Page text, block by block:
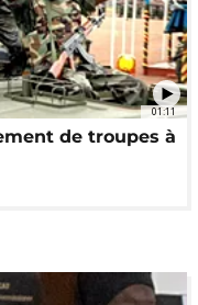
01:11
de troupes à